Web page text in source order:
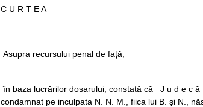
C U R T E A
Asupra recursului penal de față,
în baza lucrărilor dosarului, constată că J u d e c
condamnat pe inculpata N. N. M., fiica lui B. și N.,